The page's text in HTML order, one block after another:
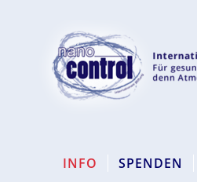
INFO SPENDEN